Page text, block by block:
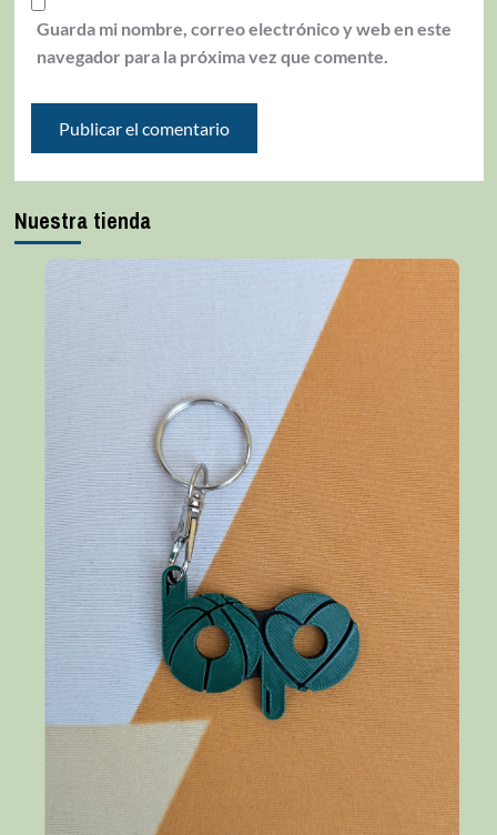
Guarda mi nombre, correo electrónico y web en este
navegador para la próxima vez que comente.
Nuestra tienda